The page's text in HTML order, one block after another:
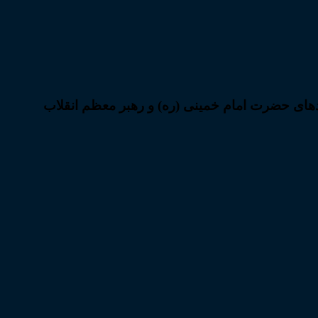
حضرت امام خمینی (ره) و رهبر معظم انقلاب